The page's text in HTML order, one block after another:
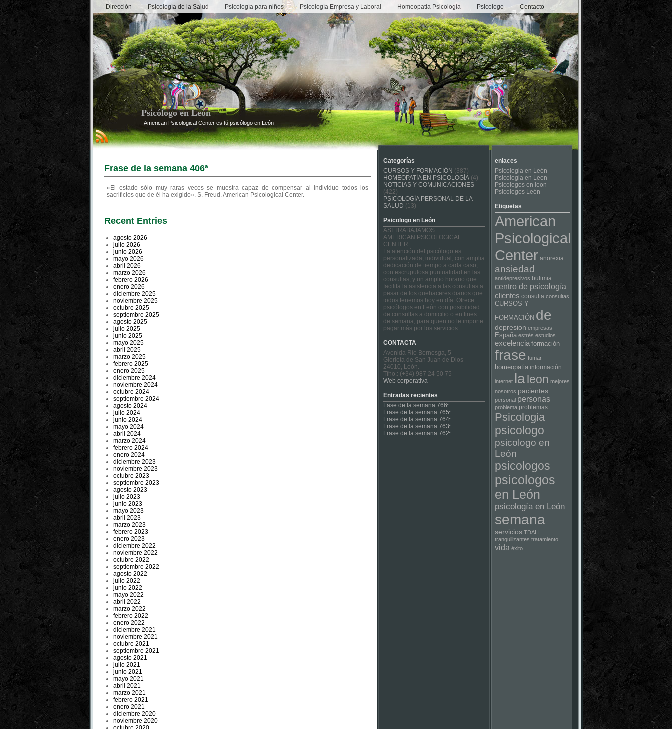
Dirección Psicología de la Salud Psicología para niños Psicología Empresa y Laboral Homeopatía Psicología Psicologo Contacto
Psicólogo en León
American Psicological Center es tú psicólogo en León
Frase de la semana 406ª
«El estado sólo muy raras veces se muestra capaz de compensar al individuo todos los
sacrificios que de él ha exigido». S. Freud. American Psicological Center.
Recent Entries
agosto 2026
julio 2026
junio 2026
mayo 2026
abril 2026
marzo 2026
febrero 2026
enero 2026
diciembre 2025
noviembre 2025
octubre 2025
septiembre 2025
agosto 2025
julio 2025
junio 2025
mayo 2025
abril 2025
marzo 2025
febrero 2025
enero 2025
diciembre 2024
noviembre 2024
octubre 2024
septiembre 2024
agosto 2024
julio 2024
junio 2024
mayo 2024
abril 2024
marzo 2024
febrero 2024
enero 2024
diciembre 2023
noviembre 2023
octubre 2023
septiembre 2023
agosto 2023
julio 2023
junio 2023
mayo 2023
abril 2023
marzo 2023
febrero 2023
enero 2023
diciembre 2022
noviembre 2022
octubre 2022
septiembre 2022
agosto 2022
julio 2022
junio 2022
mayo 2022
abril 2022
marzo 2022
febrero 2022
enero 2022
diciembre 2021
noviembre 2021
octubre 2021
septiembre 2021
agosto 2021
julio 2021
junio 2021
mayo 2021
abril 2021
marzo 2021
febrero 2021
enero 2021
diciembre 2020
noviembre 2020
Categorías
CURSOS Y FORMACIÓN (387)
HOMEOPATÍA EN PSICOLOGÍA (4)
NOTICIAS Y COMUNICACIONES
(422)
PSICOLOGÍA PERSONAL DE LA
SALUD (13)
Psicologo en León
ASI TRABAJAMOS:
AMERICAN PSICOLOGICAL
CENTER
La atención del psicólogo es
personalizada, individual, con amplia
dedicación de tiempo a cada caso,
con escrupulosa puntualidad en las
consultas, y un amplio horario que
facilita la asistencia a las consultas a
pesar de los quehaceres diarios que
todos tenemos hoy en día. Ofrece
psicólogos en León con posibilidad
de consultas a domicilio o en fines
de semana, para quien no le importe
pagar más por los servicios.
CONTACTA
Avenida Río Bernesga, 5
Glorieta de San Juan de Dios
24010, León.
Tfno.: (+34) 987 24 50 75
Web corporativa
Entradas recientes
Fase de la semana 766ª
Frase de la semana 765ª
Frase de la semana 764ª
Frase de la semana 763ª
Frase de la semana 762ª
enlaces
Psicologia en León
Psicologia en Leon
Psicologos en leon
Psicologos León
Etiquetas
American
Psicological
Center anorexia
ansiedad
antidepresivos bulimia
centro de psicología
clientes consulta consultas
CURSOS Y
FORMACIÓN de
depresion empresas
España estrés estudios
excelencia formación
frase fumar
homeopatia información
internet laleon mejores
nosotros pacientes
personal personas
problema problemas
Psicologia
psicologo
psicologo en
León
psicologos
psicologos
en León
psicología en León
semana
servicios TDAH
tranquilizantes tratamiento
vida éxito